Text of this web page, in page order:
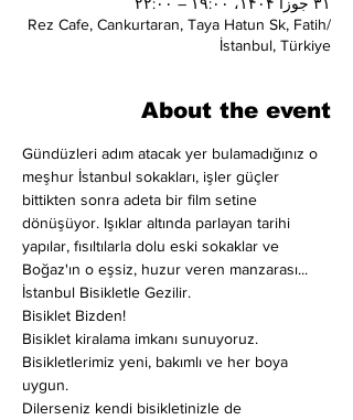
Rez Cafe, Cankurtaran, Taya Hatun Sk, Fatih/
İstanbul, Türkiye
About the event
Gündüzleri adım atacak yer bulamadığınız o
meşhur İstanbul sokakları, işler güçler
bittikten sonra adeta bir film setine
dönüşüyor. Işıklar altında parlayan tarihi
yapılar, fısıltılarla dolu eski sokaklar ve
Boğaz'ın o eşsiz, huzur veren manzarası...
İstanbul Bisikletle Gezilir.
Bisiklet Bizden!
Bisiklet kiralama imkanı sunuyoruz.
Bisikletlerimiz yeni, bakımlı ve her boya
uygun.
Dilerseniz kendi bisikletinizle de